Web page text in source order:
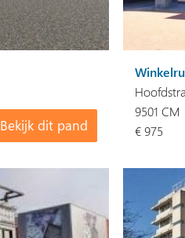
Bekijk dit pand
9501 CM
€ 975